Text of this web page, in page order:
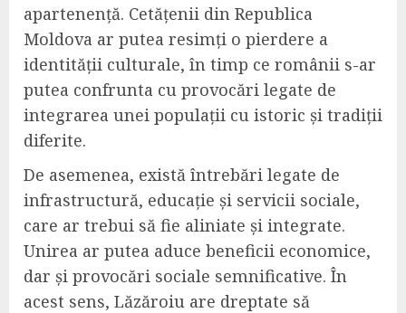
apartenență. Cetățenii din Republica
Moldova ar putea resimți o pierdere a
identității culturale, în timp ce românii s-ar
putea confrunta cu provocări legate de
integrarea unei populații cu istoric și tradiții
diferite.
De asemenea, există întrebări legate de
infrastructură, educație și servicii sociale,
care ar trebui să fie aliniate și integrate.
Unirea ar putea aduce beneficii economice,
dar și provocări sociale semnificative. În
acest sens, Lăzăroiu are dreptate să